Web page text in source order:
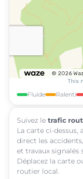
Fluide Ralenti
Suivez le trafic
La carte ci-dessus,
direct les
et travaux signalés
Déplacez la carte
routier local.